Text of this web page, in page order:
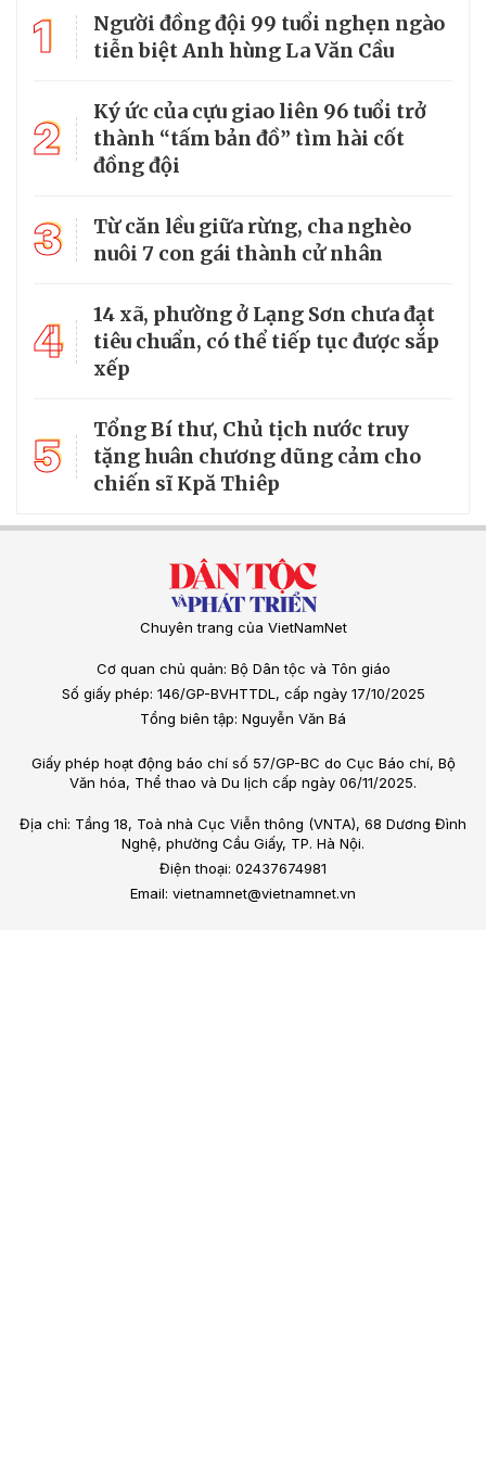
1
Người đồng đội 99 tuổi nghẹn ngào
tiễn biệt Anh hùng La Văn Cầu
2
Ký ức của cựu giao liên 96 tuổi trở
thành “tấm bản đồ” tìm hài cốt
đồng đội
3
Từ căn lều giữa rừng, cha nghèo
nuôi 7 con gái thành cử nhân
4
14 xã, phường ở Lạng Sơn chưa đạt
tiêu chuẩn, có thể tiếp tục được sắp
xếp
5
Tổng Bí thư, Chủ tịch nước truy
tặng huân chương dũng cảm cho
chiến sĩ Kpă Thiêp
Chuyên trang của VietNamNet
Cơ quan chủ quản: Bộ Dân tộc và Tôn giáo
Số giấy phép: 146/GP-BVHTTDL, cấp ngày 17/10/2025
Tổng biên tập: Nguyễn Văn Bá
Giấy phép hoạt động báo chí số 57/GP-BC do Cục Báo chí, Bộ
Văn hóa, Thể thao và Du lịch cấp ngày 06/11/2025.
Địa chỉ: Tầng 18, Toà nhà Cục Viễn thông (VNTA), 68 Dương Đình
Nghệ, phường Cầu Giấy, TP. Hà Nội.
Điện thoại: 02437674981
Email: vietnamnet@vietnamnet.vn